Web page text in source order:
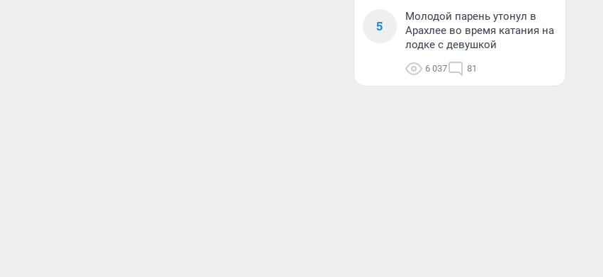
5
Молодой парень утонул в
Арахлее во время катания на
лодке с девушкой
6 037 81